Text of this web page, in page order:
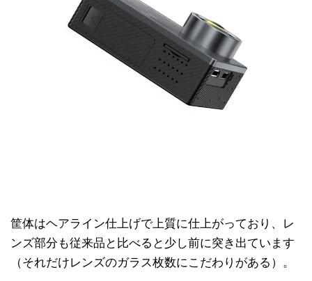
筐体はヘアライン仕上げで上質に仕上がっており、レ
ンズ部分も従来品と比べると少し前に突き出ています
（それだけレンズのガラス枚数にこだわりがある）。